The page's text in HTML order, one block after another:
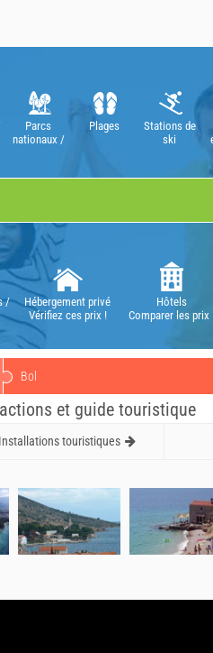
Parcs
nationaux /
Plages
Stations de
ski
/
Hébergement privé
Vérifiez ces prix !
Hôtels
Comparer les prix
Bol
et guide touristique
Installations touristiques